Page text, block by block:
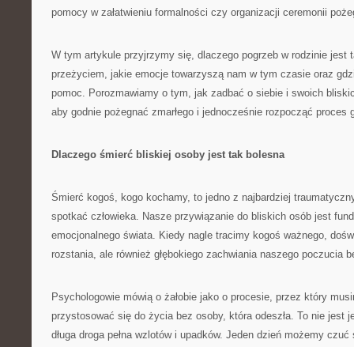
pomocy w załatwieniu formalności czy organizacji ceremonii
W tym artykule przyjrzymy się, dlaczego pogrzeb w rodzinie jest
przeżyciem, jakie emocje towarzyszą nam w tym czasie oraz
pomoc. Porozmawiamy o tym, jak zadbać o siebie i swoich
aby godnie pożegnać zmarłego i jednocześnie rozpocząć proces
Dlaczego śmierć bliskiej osoby jest tak bolesna
Śmierć kogoś, kogo kochamy, to jedno z najbardziej
spotkać człowieka. Nasze przywiązanie do bliskich osób jest
emocjonalnego świata. Kiedy nagle tracimy kogoś ważnego,
rozstania, ale również głębokiego zachwiania naszego poczucia
Psychologowie mówią o żałobie jako o procesie, przez który
przystosować się do życia bez osoby, która odeszła. To nie jest
długa droga pełna wzlotów i upadków. Jeden dzień możemy